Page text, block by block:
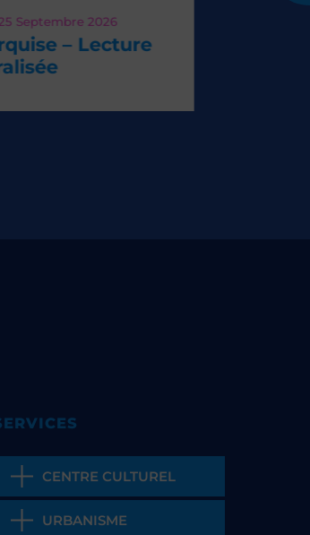
2026
– Lecture
CENTRE CULTUREL
URBANISME